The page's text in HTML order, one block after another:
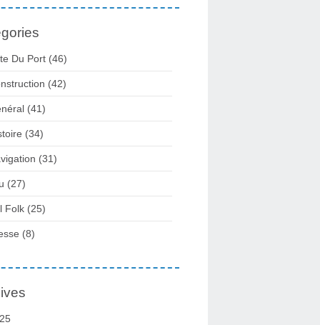
Du Port (46)
(42)
(41)
(34)
(31)
(27)
Folk (25)
(8)